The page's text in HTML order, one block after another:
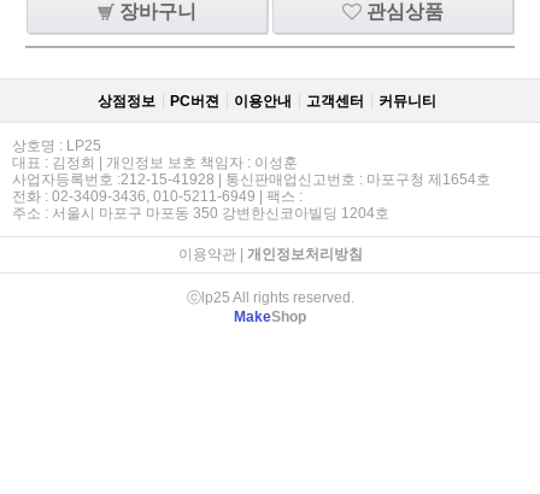
장바구니 관심상품
상점정보 PC버젼 이용안내 고객센터 커뮤니티
상호명 : LP25
대표 : 김정희 | 개인정보 보호 책임자 : 이성훈
사업자등록번호 :212-15-41928 | 통신판매업신고번호 : 마포구청 제1654호
전화 : 02-3409-3436, 010-5211-6949 | 팩스 :
주소 : 서울시 마포구 마포동 350 강변한신코아빌딩 1204호
이용약관| 개인정보처리방침
ⓒlp25 All rights reserved.
MakeShop